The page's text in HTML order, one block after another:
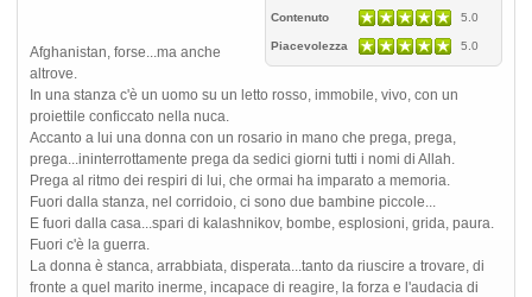
Contenuto 5.0
Piacevolezza 5.0
Afghanistan, forse...ma anche
altrove.
In una stanza c'è un uomo su un letto rosso, immobile, vivo, con un
proiettile conficcato nella nuca.
Accanto a lui una donna con un rosario in mano che prega, prega,
prega...ininterrottamente prega da sedici giorni tutti i nomi di Allah.
Prega al ritmo dei respiri di lui, che ormai ha imparato a memoria.
Fuori dalla stanza, nel corridoio, ci sono due bambine piccole...
E fuori dalla casa...spari di kalashnikov, bombe, esplosioni, grida, paura.
Fuori c'è la guerra.
La donna è stanca, arrabbiata, disperata...tanto da riuscire a trovare, di
fronte a quel marito inerme, incapace di reagire, la forza e l'audacia di